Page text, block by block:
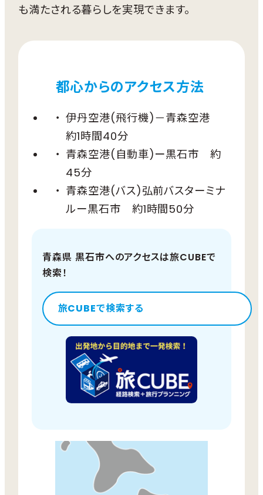
も満たされる暮らしを実現できます。
都心からのアクセス方法
伊丹空港(飛行機)－青森空港
約1時間40分
青森空港(自動車)ー黒石市 約
45分
青森空港(バス)弘前バスターミナ
ルー黒石市 約1時間50分
青森県 黒石市へのアクセスは旅CUBEで
検索！
旅CUBEで検索する